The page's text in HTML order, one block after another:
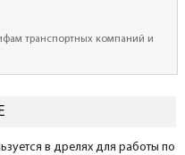
транспортных компаний и
в дрелях для работы по